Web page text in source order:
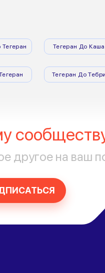
Тегеран До
Тегеран До
другое на ваш